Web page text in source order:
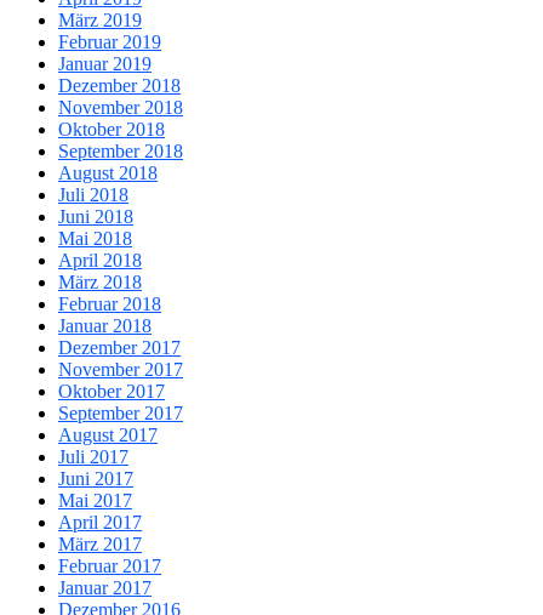
März 2019
Februar 2019
Januar 2019
Dezember 2018
November 2018
Oktober 2018
September 2018
August 2018
Juli 2018
Juni 2018
Mai 2018
April 2018
März 2018
Februar 2018
Januar 2018
Dezember 2017
November 2017
Oktober 2017
September 2017
August 2017
Juli 2017
Juni 2017
Mai 2017
April 2017
März 2017
Februar 2017
Januar 2017
Dezember 2016